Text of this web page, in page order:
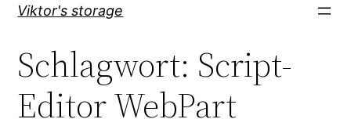
Direkt
Inhalt
wechseln
Viktor's storage
Schlagwort: Script-
Editor WebPart